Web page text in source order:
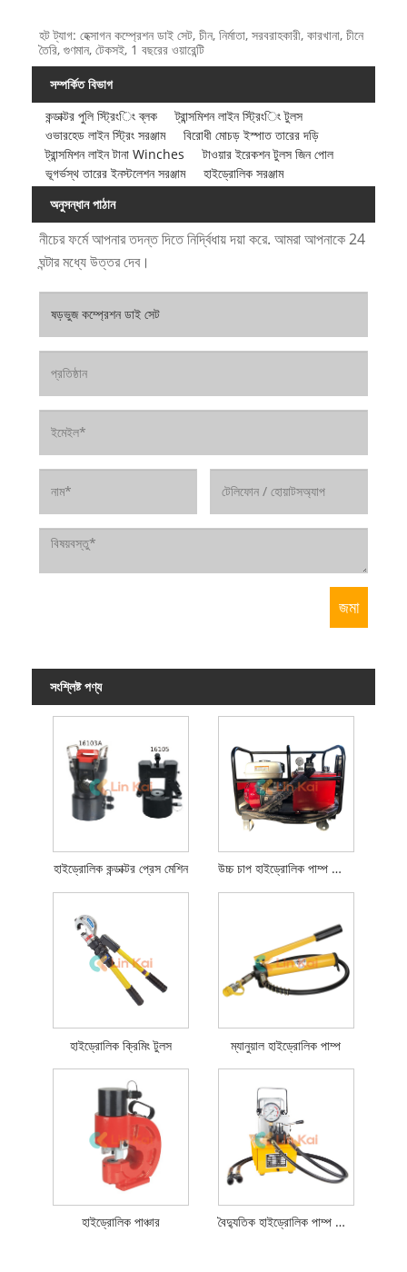
হট ট্যাগ: হেক্সাগন কম্প্রেশন ডাই সেট, চীন, নির্মাতা, সরবরাহকারী, কারখানা, চীনে
তৈরি, গুণমান, টেকসই, 1 বছরের ওয়ারেন্টি
সম্পর্কিত বিভাগ
কন্ডাক্টর পুলি স্ট্রিংিং ব্লক
ট্রান্সমিশন লাইন স্ট্রিংিং টুলস
ওভারহেড লাইন স্ট্রিং সরঞ্জাম
বিরোধী মোচড় ইস্পাত তারের দড়ি
ট্রান্সমিশন লাইন টানা Winches
টাওয়ার ইরেকশন টুলস জিন পোল
ভূগর্ভস্থ তারের ইনস্টলেশন সরঞ্জাম
হাইড্রোলিক সরঞ্জাম
অনুসন্ধান পাঠান
নীচের ফর্মে আপনার তদন্ত দিতে নির্দ্বিধায় দয়া করে. আমরা আপনাকে 24
ঘন্টার মধ্যে উত্তর দেব।
সংশ্লিষ্ট পণ্য
হাইড্রোলিক কন্ডাক্টর প্রেস মেশিন উচ্চ চাপ হাইড্রোলিক পাম্প স্টেশন
হাইড্রোলিক ক্রিমিং টুলস ম্যানুয়াল হাইড্রোলিক পাম্প
হাইড্রোলিক পাঞ্চার বৈদ্যুতিক হাইড্রোলিক পাম্প স্টেশন